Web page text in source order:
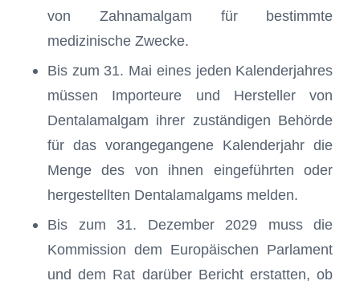
von Zahnamalgam für bestimmte
medizinische Zwecke.
Bis zum 31. Mai eines jeden Kalenderjahres
müssen Importeure und Hersteller von
Dentalamalgam ihrer zuständigen Behörde
für das vorangegangene Kalenderjahr die
Menge des von ihnen eingeführten oder
hergestellten Dentalamalgams melden.
Bis zum 31. Dezember 2029 muss die
Kommission dem Europäischen Parlament
und dem Rat darüber Bericht erstatten, ob